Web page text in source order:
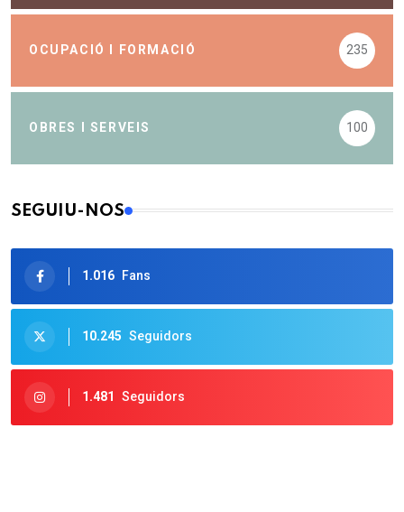
OCUPACIÓ I FORMACIÓ 235
OBRES I SERVEIS 100
SEGUIU-NOS
1.016 Fans
10.245 Seguidors
1.481 Seguidors